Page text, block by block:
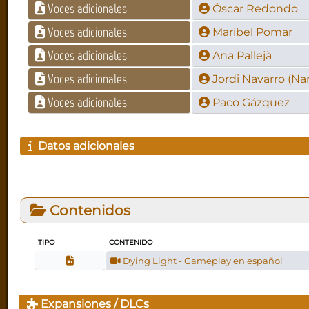
Voces adicionales Óscar Redondo
Voces adicionales Maribel Pomar
Voces adicionales Ana Pallejà
Voces adicionales Jordi Navarro
Voces adicionales Paco Gázquez
Datos adicionales
Contenidos
TIPO CONTENIDO
Dying Light - Gameplay en español
Expansiones / DLCs